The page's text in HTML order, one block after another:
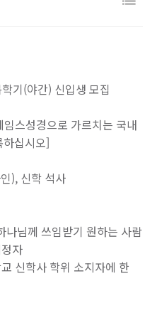
기(야간) 신입생 모집
스성경으로 가르치는 국내
십시오]
), 신학 석사
나님께 쓰임받기 원하는 사람
자
신학사 학위 소지자에 한